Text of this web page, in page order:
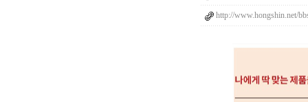
http://www.hongshin.net/